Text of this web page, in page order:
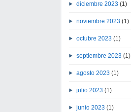
diciembre 2023 (1)
noviembre 2023 (1)
octubre 2023 (1)
septiembre 2023 (1)
agosto 2023 (1)
julio 2023 (1)
junio 2023 (1)